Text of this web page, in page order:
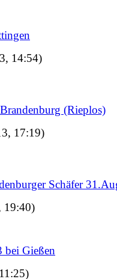
14:54)
(Rieplos)
17:19)
Schäfer
19:40)
bei Gießen